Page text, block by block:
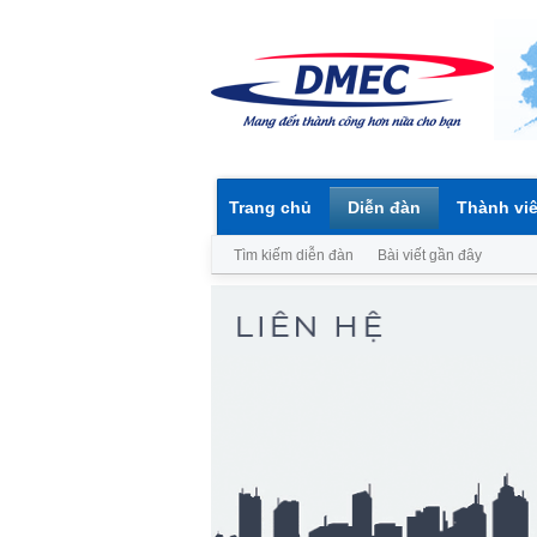
Trang chủ Diễn đàn
Tìm kiếm diễn đàn Bài viết gần đây
Thành